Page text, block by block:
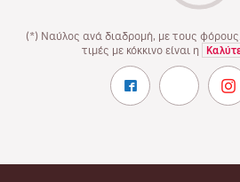
(*) Ναύλος ανά διαδρομή, με τους φόρους.
τιμές με κόκκινο είναι η